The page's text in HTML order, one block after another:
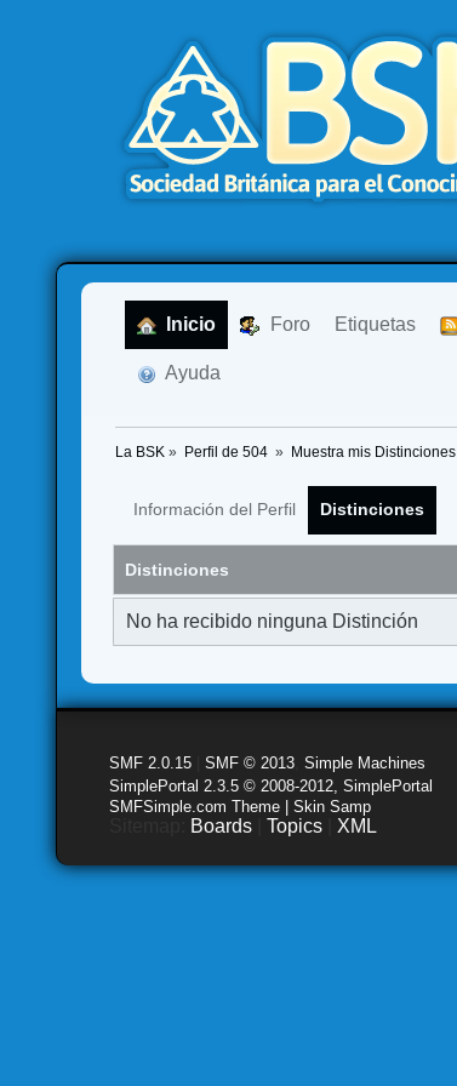
Inicio Foro Etiquetas
Ayuda
La BSK » Perfil de 504 » Muestra mis Distinciones
Información del Perfil Distinciones
Distinciones
No ha recibido ninguna Distinción
SMF 2.0.15 |SMF © 2013 ,Simple Machines
SimplePortal 2.3.5 © 2008-2012, SimplePortal
SMFSimple.com Theme | Skin Samp
Boards |Topics XML